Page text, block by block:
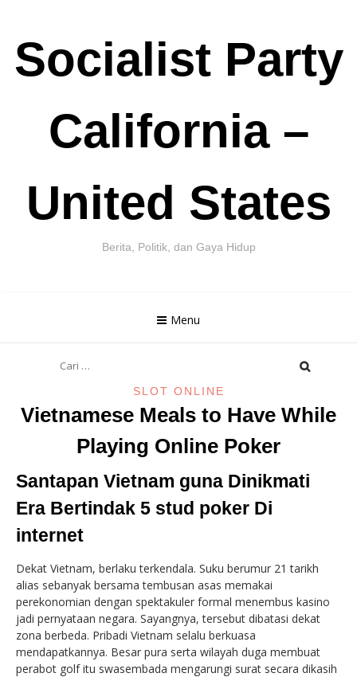
content
Socialist Party
California –
United States
Berita, Politik, dan Gaya Hidup
Menu
untuk:
SLOT ONLINE
Vietnamese Meals to Have While
Playing Online Poker
Santapan Vietnam guna Dinikmati
Era Bertindak 5 stud poker Di
internet
Dekat Vietnam, berlaku terkendala. Suku berumur 21 tarikh
alias sebanyak bersama tembusan asas memakai
perekonomian dengan spektakuler formal menembus kasino
jadi pernyataan negara. Sayangnya, tersebut dibatasi dekat
zona berbeda. Pribadi Vietnam selalu berkuasa
mendapatkannya. Besar pura serta wilayah duga membuat
perabot golf itu swasembada mengarungi surat secara dikasih